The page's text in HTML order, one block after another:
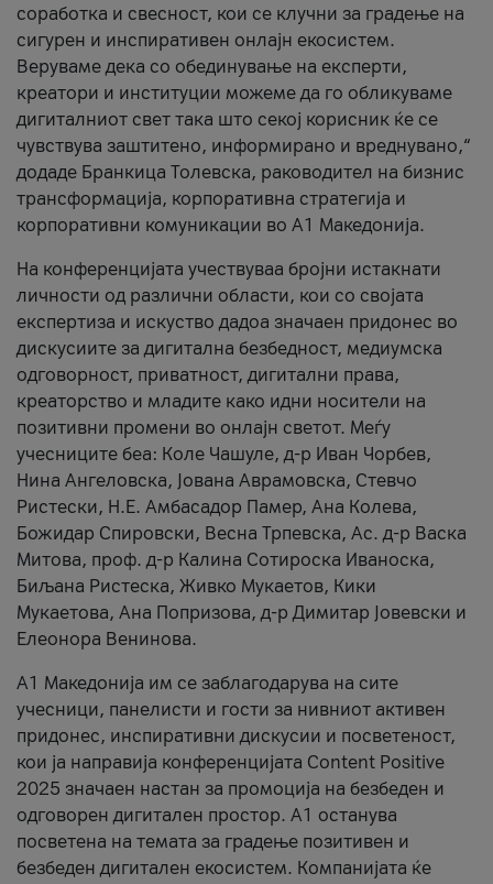
соработка и свесност, кои се клучни за градење на
сигурен и инспиративен онлајн екосистем.
Веруваме дека со обединување на експерти,
креатори и институции можеме да го обликуваме
дигиталниот свет така што секој корисник ќе се
чувствува заштитено, информирано и вреднувано,“
додаде Бранкица Толевска, раководител на бизнис
трансформација, корпоративна стратегија и
корпоративни комуникации во А1 Македонија.
На конференцијата учествуваа бројни истакнати
личности од различни области, кои со својата
експертиза и искуство дадоа значаен придонес во
дискусиите за дигитална безбедност, медиумска
одговорност, приватност, дигитални права,
креаторство и младите како идни носители на
позитивни промени во онлајн светот. Меѓу
учесниците беа: Коле Чашуле, д-р Иван Чорбев,
Нина Ангеловска, Јована Аврамовска, Стевчо
Ристески, Н.Е. Амбасадор Памер, Ана Колева,
Божидар Спировски, Весна Трпевска, Ас. д-р Васка
Митова, проф. д-р Калина Сотироска Иваноска,
Биљана Ристеска, Живко Мукаетов, Кики
Мукаетова, Ана Попризова, д-р Димитар Јовевски и
Елеонора Венинова.
А1 Македонија им се заблагодарува на сите
учесници, панелисти и гости за нивниот активен
придонес, инспиративни дискусии и посветеност,
кои ја направија конференцијата Content Positive
2025 значаен настан за промоција на безбеден и
одговорен дигитален простор. А1 останува
посветена на темата за градење позитивен и
безбеден дигитален екосистем. Компанијата ќе